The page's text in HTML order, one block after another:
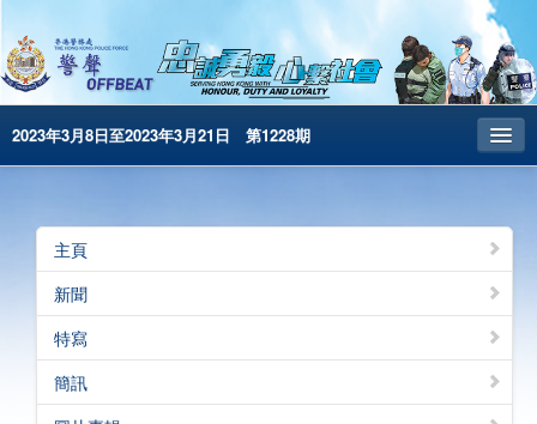
2023年3月8日至2023年3月21日 第1228期
昔日警聲
警務處主頁
简体版
English
主頁
新聞
特寫
簡訊